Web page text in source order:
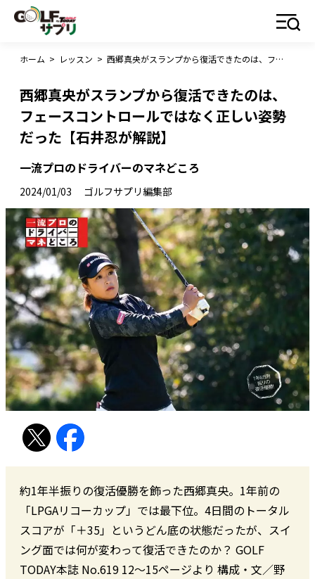
ホーム > レッスン > 西郷真央がスランプから復活できたのは、フェースコントロールではなく正しい姿勢だった【石井忍が解説】
西郷真央がスランプから復活できたのは、
フェースコントロールではなく正しい姿勢
だった【石井忍が解説】
一流プロのドライバーのマネどころ
2024/01/03 ゴルフサプリ編集部
約1年半振りの復活優勝を飾った西郷真央。1年前の
「LPGAリコーカップ」では最下位。4日間のトータル
スコアが「＋35」というどん底の状態だったが、スイ
ング面では何が変わって復活できたのか？ GOLF
TODAY本誌 No.619 12〜15ページより 構成・文／野